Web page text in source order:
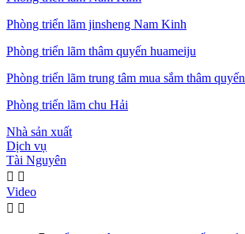
Phòng triển lãm jinsheng Nam Kinh
Phòng triển lãm thâm quyến huameiju
Phòng triển lãm trung tâm mua sắm thâm quyến
Phòng triển lãm chu Hải
Nhà sản xuất
Dịch vụ
Tài Nguyên
 
Video
 